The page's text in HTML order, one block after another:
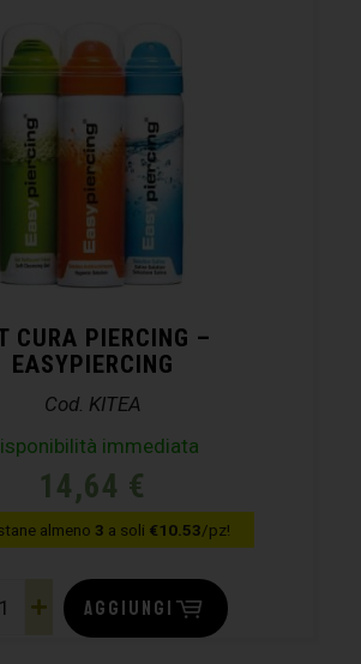
CURA PIERCING –
EASYPIERCING
Cod. KITEA
immediata
14,64 €
almeno 3 a soli €10.53/pz!
AGGIUNGI